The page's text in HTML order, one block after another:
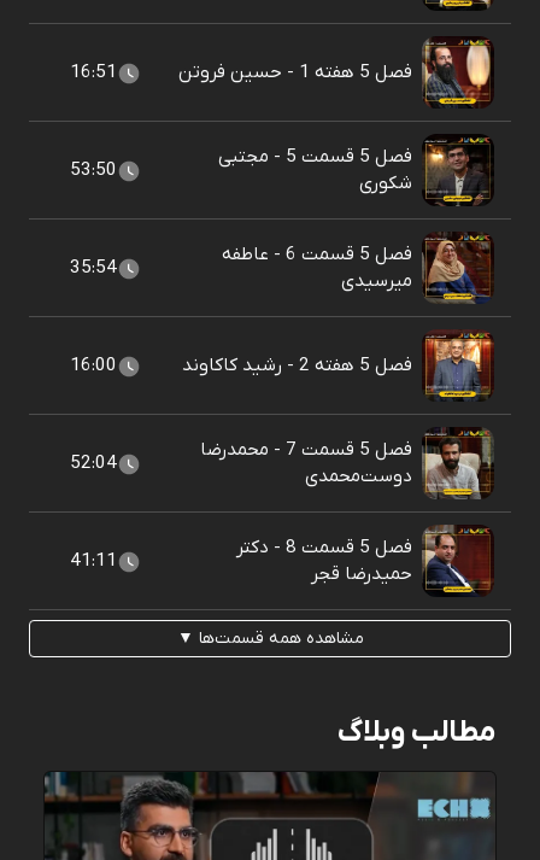
فصل 5 هفته 1 - حسین فروتن 16:51
فصل 5 قسمت 5 - مجتبی
شکوری
53:50
فصل 5 قسمت 6 - عاطفه
میرسیدی
35:54
فصل 5 هفته 2 - رشید کاکاوند 16:00
فصل 5 قسمت 7 - محمدرضا
دوست‌محمدی
52:04
فصل 5 قسمت 8 - دکتر
حمیدرضا قجر
41:11
مشاهده همه قسمت‌ها ▼
مطالب وبلاگ